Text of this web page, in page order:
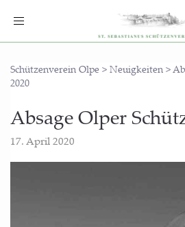
Toggle
Schützenverein Olpe > Neuigkeiten >
2020
Absa­ge Olper
17. April 2020